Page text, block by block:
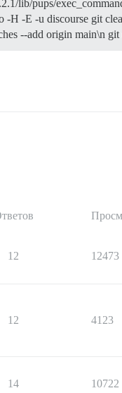
lib/pups/
H -E -u discourse git
--add origin main\n
12 12473
12 4123
14 10722